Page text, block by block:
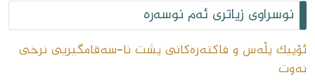
نوسراوی زیاتری ئەم نوسەرە
ئۆپیک پڵەس و فاکتەرەکانی پشت نا-سەقامگیریی نرخی
نەوت